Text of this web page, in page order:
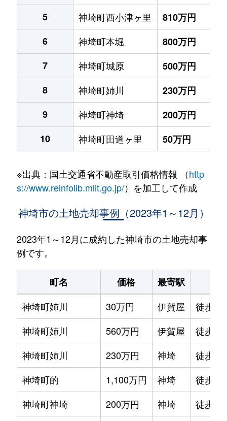
5
神埼町西小津ヶ里
810万円
6
神埼町本堀
800万円
7
神埼町城原
500万円
8
神埼町姉川
230万円
9
神埼町神埼
200万円
10
神埼町田道ヶ里 50万円
※出典：国土交通省不動産取引価格情報 （http
s://www.reinfolib.mlit.go.jp/）を加工して作成
神埼市の土地売却事例（2023年1～12月）
2023年1～12月に成約した神埼市の土地売却事
例です。
町名 価格 最寄駅
神埼町姉川
30万円 伊賀屋
徒歩15
神埼町姉川
560万円 伊賀屋
徒歩20
神埼町姉川
230万円 神埼
徒歩1
神埼町的
1,100万円 神埼
徒歩45
神埼町神埼
200万円 神埼
徒歩19